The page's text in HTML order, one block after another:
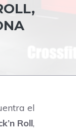
el
Roll,